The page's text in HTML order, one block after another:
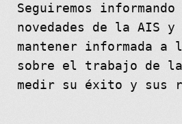
Seguiremos
novedades de la AIS y
mantener informada a
sobre el trabajo de la
medir su éxito y sus